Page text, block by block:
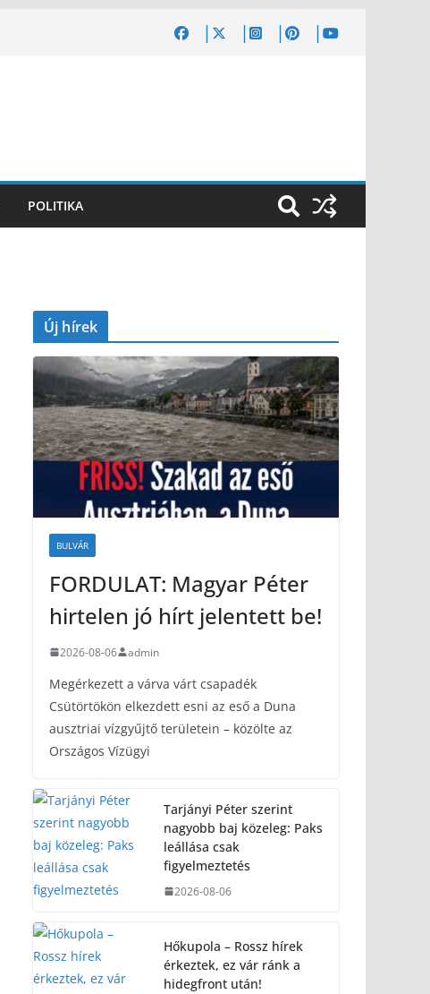
POLITIKA
Új hírek
BULVÁR
FORDULAT: Magyar Péter
hirtelen jó hírt jelentett be!
2026-08-06 admin
Megérkezett a várva várt csapadék
Csütörtökön elkezdett esni az eső a Duna
ausztriai vízgyűjtő területein – közölte az
Országos Vízügyi
Tarjányi Péter szerint
nagyobb baj közeleg: Paks
leállása csak
figyelmeztetés
2026-08-06
Hőkupola – Rossz hírek
érkeztek, ez vár ránk a
hidegfront után!